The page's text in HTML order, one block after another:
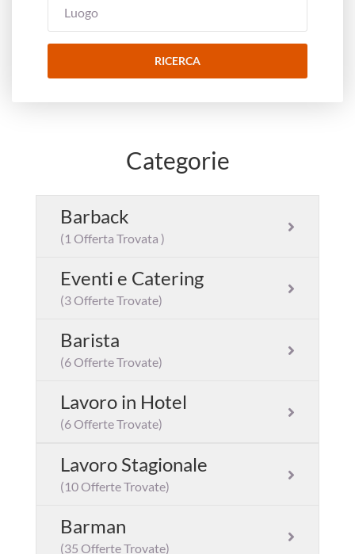
Categorie
Barback
(1 Offerta Trovata )
Eventi e Catering
(3 Offerte Trovate)
Barista
(6 Offerte Trovate)
Lavoro in Hotel
(6 Offerte Trovate)
Lavoro Stagionale
(10 Offerte Trovate)
Barman
(35 Offerte Trovate)